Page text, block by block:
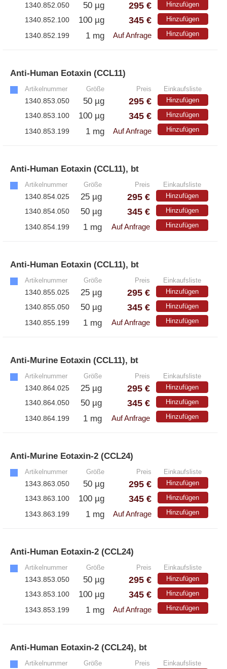
1340.852.050 50 µg 295 € Hinzufügen
1340.852.100 100 µg 345 € Hinzufügen
1340.852.199 1 mg Auf Anfrage Hinzufügen
Anti-Human Eotaxin (CCL11)
Artikelnummer Größe Preis Einkaufsliste
1340.853.050 50 µg 295 € Hinzufügen
1340.853.100 100 µg 345 € Hinzufügen
1340.853.199 1 mg Auf Anfrage Hinzufügen
Anti-Human Eotaxin (CCL11), bt
Artikelnummer Größe Preis Einkaufsliste
1340.854.025 25 µg 295 € Hinzufügen
1340.854.050 50 µg 345 € Hinzufügen
1340.854.199 1 mg Auf Anfrage Hinzufügen
Anti-Human Eotaxin (CCL11), bt
Artikelnummer Größe Preis Einkaufsliste
1340.855.025 25 µg 295 € Hinzufügen
1340.855.050 50 µg 345 € Hinzufügen
1340.855.199 1 mg Auf Anfrage Hinzufügen
Anti-Murine Eotaxin (CCL11), bt
Artikelnummer Größe Preis Einkaufsliste
1340.864.025 25 µg 295 € Hinzufügen
1340.864.050 50 µg 345 € Hinzufügen
1340.864.199 1 mg Auf Anfrage Hinzufügen
Anti-Murine Eotaxin-2 (CCL24)
Artikelnummer Größe Preis Einkaufsliste
1343.863.050 50 µg 295 € Hinzufügen
1343.863.100 100 µg 345 € Hinzufügen
1343.863.199 1 mg Auf Anfrage Hinzufügen
Anti-Human Eotaxin-2 (CCL24)
Artikelnummer Größe Preis Einkaufsliste
1343.853.050 50 µg 295 € Hinzufügen
1343.853.100 100 µg 345 € Hinzufügen
1343.853.199 1 mg Auf Anfrage Hinzufügen
Anti-Human Eotaxin-2 (CCL24), bt
Artikelnummer Größe Preis Einkaufsliste